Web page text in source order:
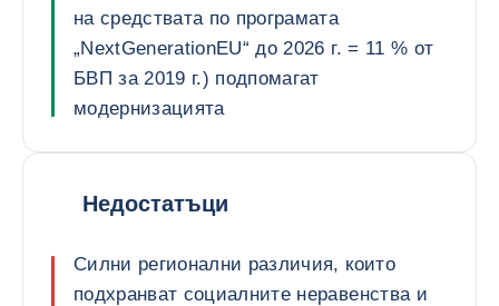
на средствата по програмата
„NextGenerationEU“ до 2026 г. = 11 % от
БВП за 2019 г.) подпомагат
модернизацията
Недостатъци
Силни регионални различия, които
подхранват социалните неравенства и